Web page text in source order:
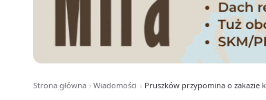
Strona główna Wiadomości Pruszków przypomina o zakazie